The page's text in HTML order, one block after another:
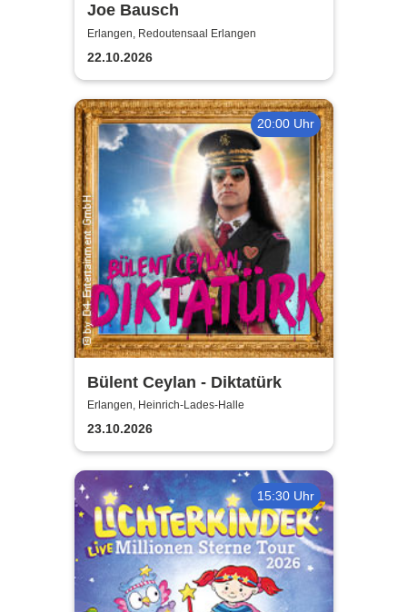
Joe Bausch
Erlangen, Redoutensaal Erlangen
22.10.2026
20:00 Uhr
Bülent Ceylan - Diktatürk
Erlangen, Heinrich-Lades-Halle
23.10.2026
15:30 Uhr